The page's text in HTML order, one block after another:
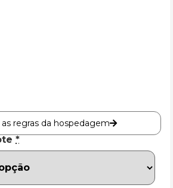
as regras da hospedagem
*